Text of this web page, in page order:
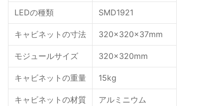
LEDの種類 SMD1921
キャビネットの寸法 320×320×37mm
モジュールサイズ 320×320mm
キャビネットの重量 15kg
キャビネットの材質 アルミニウム